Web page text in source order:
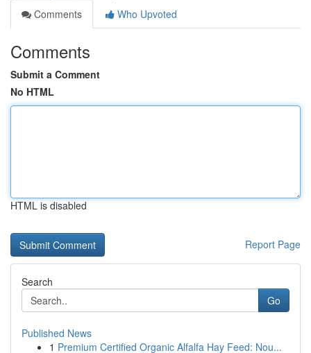
Comments
Who Upvoted
Comments
Submit a Comment
No HTML
HTML is disabled
Report Page
Search
Go
Published News
1 Premium Certified Organic Alfalfa Hay Feed: Nou...